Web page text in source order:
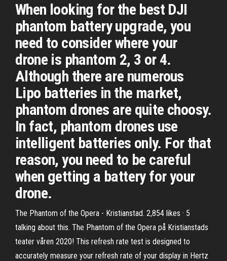
When looking for the best DJI
phantom battery upgrade, you
need to consider where your
drone is phantom 2, 3 or 4.
Although there are numerous
Lipo batteries in the market,
phantom drones are quite choosy.
In fact, phantom drones use
intelligent batteries only. For that
reason, you need to be careful
when getting a battery for your
drone.
The Phantom of the Opera - Kristianstad. 2,854 likes · 5
talking about this. The Phantom of the Opera på Kristianstads
teater våren 2020! This refresh rate test is designed to
accurately measure your refresh rate of your display in Hertz